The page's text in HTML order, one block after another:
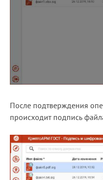
После подтверждения
происходит подпись